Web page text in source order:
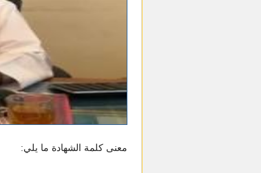
معنى كلمة الشهادة ما يلي: